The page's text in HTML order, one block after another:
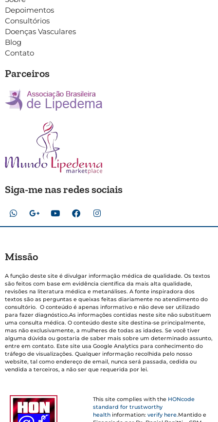
Depoimentos
Consultórios
Doenças Vasculares
Blog
Contato
Parceiros
Siga-me nas redes sociais
Missão
A função deste site é divulgar informação médica de qualidade. Os textos
são feitos com base em evidência científica da mais alta qualidade,
revisões na literatura médica e metanálises. A fonte inspiradora dos
textos são as perguntas e queixas feitas diariamente no atendimento do
consultório. O conteúdo é apenas informativo e não deve ser utilizado
para fazer diagnóstico.As informações contidas neste site não substituem
uma consulta médica. O conteúdo deste site destina-se principalmente,
mas não exclusivamente, a mulheres de todas as idades. Se você tiver
alguma dúvida ou gostaria de saber mais sobre um determinado assunto,
entre em contato. Este site usa Google Analytics para conhecimento do
tráfego de visualizações. Qualquer informação recolhida pelo nosso
website, tal como endereço de email, nunca será passada, cedida ou
vendida a terceiros, a não ser que requerida por lei.
This site complies with the HONcode
standard for trustworthy
health information:verify here.Mantido e